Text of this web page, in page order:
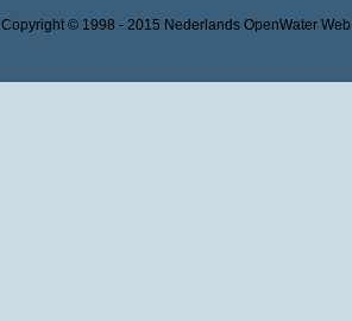
Copyright © 1998 - 2015 Nederlands OpenWater